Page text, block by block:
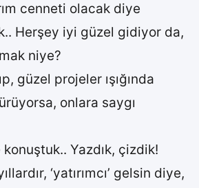
cenneti olacak diye
Herşey iyi güzel gidiyor da,
niye?
güzel projeler ışığında
onlara saygı
Yazdık, çizdik!
‘yatırımcı’ gelsin diye,